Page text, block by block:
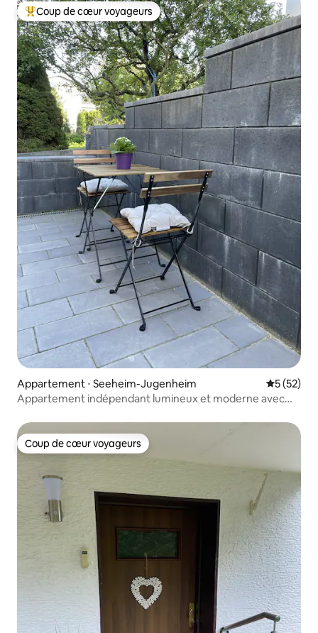
Coups de cœur voyageurs les plus appréciés
Coup de cœur voyageurs
Appartement ⋅ Seeheim-Jugenheim
5 (52)
Appartement indépendant lumineux et moderne avec
Coup de cœur voyageurs
Coup de cœur voyageurs